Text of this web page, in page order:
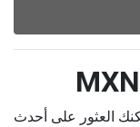
العثور على أحدث